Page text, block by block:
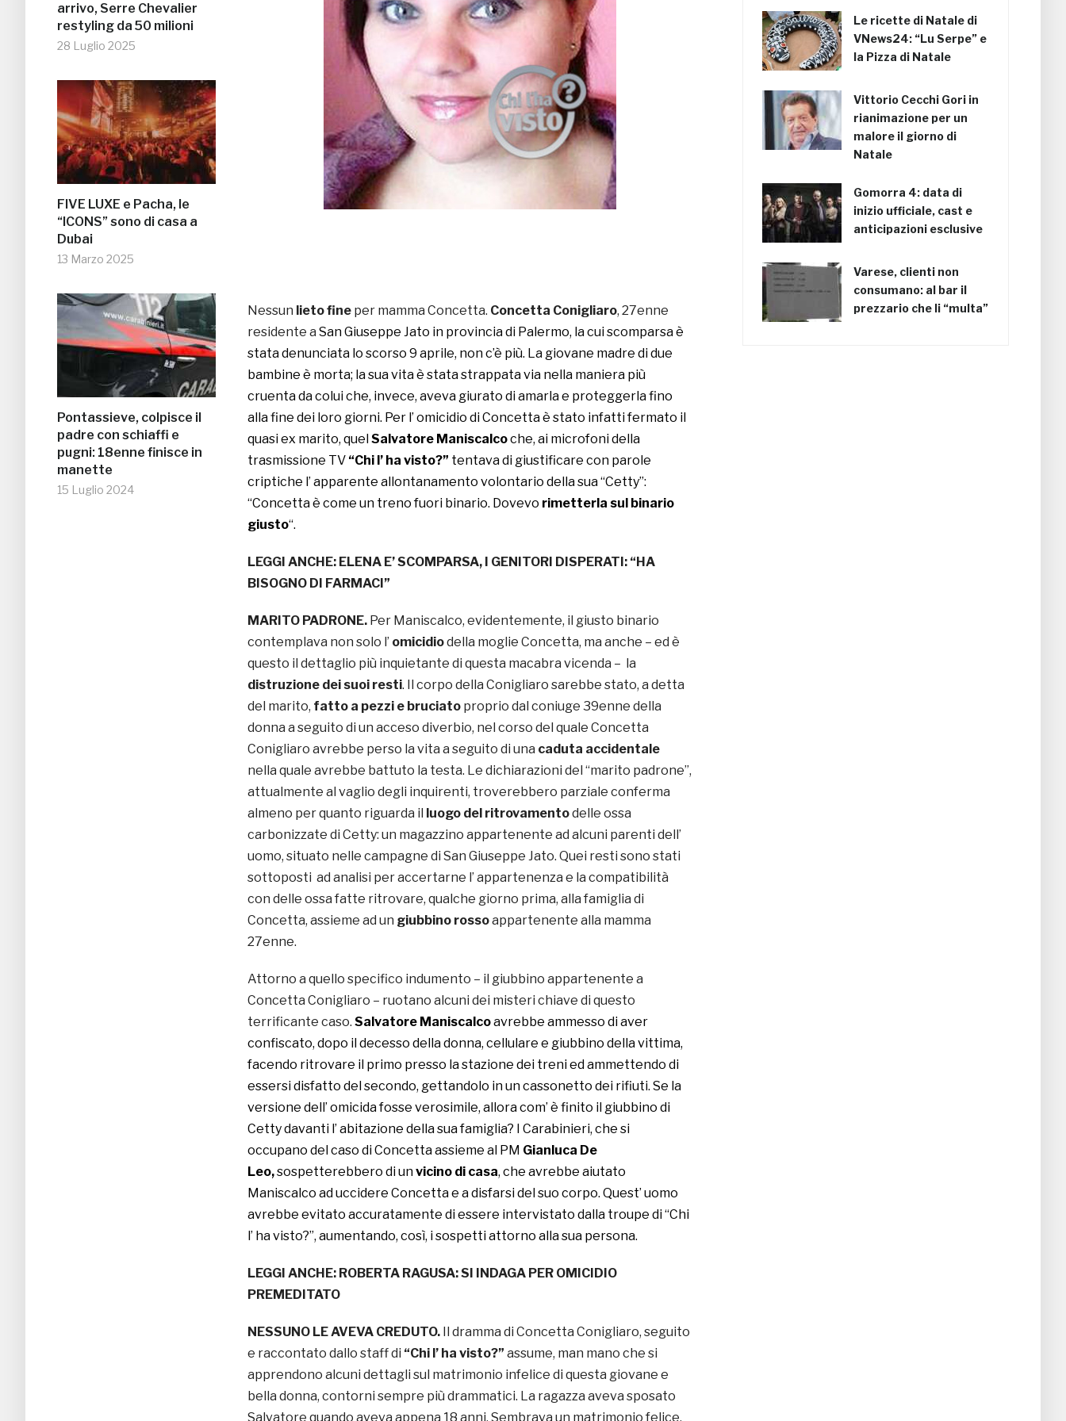
arrivo, Serre Chevalier
restyling da 50 milioni
28 Luglio 2025
FIVE LUXE e Pacha, le
“ICONS” sono di casa a
Dubai
13 Marzo 2025
Pontassieve, colpisce il
padre con schiaffi e
pugni: 18enne finisce in
manette
15 Luglio 2024
Nessun lieto fine per mamma Concetta. Concetta Conigliaro, 27enne
residente a San Giuseppe Jato in provincia di Palermo, la cui scomparsa è
stata denunciata lo scorso 9 aprile, non c’è più. La giovane madre di due
bambine è morta; la sua vita è stata strappata via nella maniera più
cruenta da colui che, invece, aveva giurato di amarla e proteggerla fino
alla fine dei loro giorni. Per l’ omicidio di Concetta è stato infatti fermato il
quasi ex marito, quelSalvatore Maniscalcoche, ai microfoni della
trasmissione TV “Chi l’ ha visto?” tentava di giustificare con parole
criptiche l’ apparente allontanamento volontario della sua “Cetty”:
“Concetta è come un treno fuori binario. Dovevo rimetterla sul binario
giusto“.
LEGGI ANCHE: ELENA E’ SCOMPARSA, I GENITORI DISPERATI: “HA
BISOGNO DI FARMACI”
MARITO PADRONE. Per Maniscalco, evidentemente, il giusto binario
contemplava non solo l’ omicidiodella moglie Concetta, ma anche – ed è
questo il dettaglio più inquietante di questa macabra vicenda – la
distruzione dei suoi resti. Il corpo della Conigliaro sarebbe stato, a detta
del marito, fatto a pezzi e bruciato proprio dal coniuge 39enne della
donna a seguito di un acceso diverbio, nel corso del quale Concetta
Conigliaro avrebbe perso la vita a seguito di una caduta accidentale
nella quale avrebbe battuto la testa. Le dichiarazioni del “marito padrone”,
attualmente al vaglio degli inquirenti, troverebbero parziale conferma
almeno per quanto riguarda il luogo del ritrovamentodelle ossa
carbonizzate di Cetty: un magazzino appartenente ad alcuni parenti dell’
uomo, situato nelle campagne di San Giuseppe Jato. Quei resti sono stati
sottoposti ad analisi per accertarne l’ appartenenza e la compatibilità
con delle ossa fatte ritrovare, qualche giorno prima, alla famiglia di
Concetta, assieme ad un giubbino rossoappartenente alla mamma
27enne.
Attorno a quello specifico indumento – il giubbino appartenente a
Concetta Conigliaro – ruotano alcuni dei misteri chiave di questo
terrificante caso. Salvatore Maniscalcoavrebbe ammesso di aver
confiscato, dopo il decesso della donna, cellulare e giubbino della vittima,
facendo ritrovare il primo presso la stazione dei treni ed ammettendo di
essersi disfatto del secondo, gettandolo in un cassonetto dei rifiuti. Se la
versione dell’ omicida fosse verosimile, allora com’ è finito il giubbino di
Cetty davanti l’ abitazione della sua famiglia? I Carabinieri, che si
occupano del caso di Concetta assieme al PM Gianluca De
Leo,sospetterebbero di unvicino di casa, che avrebbe aiutato
Maniscalco ad uccidere Concetta e a disfarsi del suo corpo. Quest’ uomo
avrebbe evitato accuratamente di essere intervistato dalla troupe di “Chi
l’ ha visto?”, aumentando, così, i sospetti attorno alla sua persona.
LEGGI ANCHE: ROBERTA RAGUSA: SI INDAGA PER OMICIDIO
PREMEDITATO
NESSUNO LE AVEVA CREDUTO. Il dramma di Concetta Conigliaro, seguito
e raccontato dallo staff di “Chi l’ ha visto?” assume, man mano che si
apprendono alcuni dettagli sul matrimonio infelice di questa giovane e
bella donna, contorni sempre più drammatici. La ragazza aveva sposato
Salvatore quando aveva appena 18 anni. Sembrava un matrimonio felice,
Le ricette di Natale di
VNews24: “Lu Serpe” e
la Pizza di Natale
Vittorio Cecchi Gori in
rianimazione per un
malore il giorno di
Natale
Gomorra 4: data di
inizio ufficiale, cast e
anticipazioni esclusive
Varese, clienti non
consumano: al bar il
prezzario che li “multa”